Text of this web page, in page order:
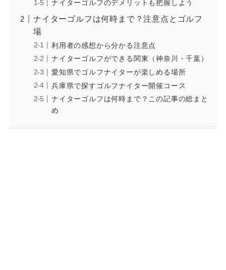
ナイターゴルフのデメリットも把握しよう
ナイターゴルフは何時まで？注意点とゴルフ
場
利用者の感想から分かる注意点
ナイターゴルフができる関東（神奈川・千葉）
愛知県でゴルフナイターが楽しめる場所
兵庫県で探すゴルフナイター開催コース
ナイターゴルフは何時まで？この記事の総まと
め